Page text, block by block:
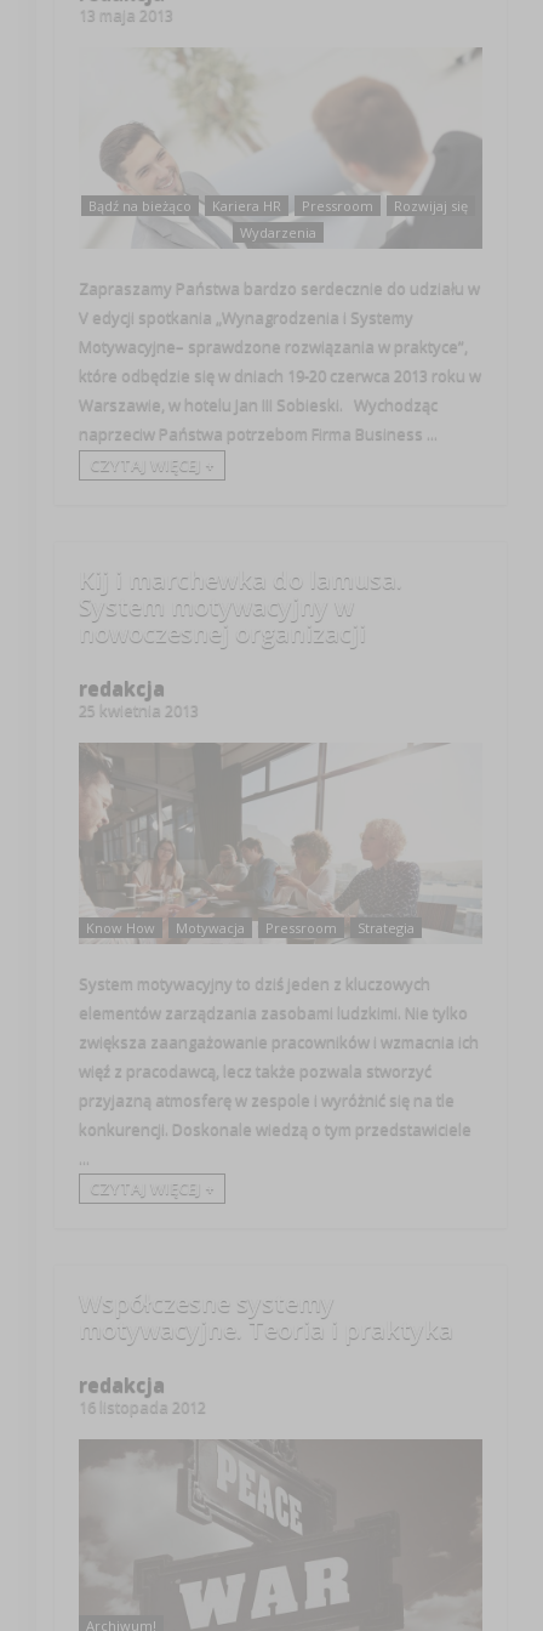
13 maja 2013
Bądź na bieżąco Kariera HR Pressroom
Rozwijaj się
Wydarzenia
Zapraszamy Państwa bardzo serdecznie do udziału w
V edycji spotkania „Wynagrodzenia i Systemy
Motywacyjne– sprawdzone rozwiązania w praktyce”,
które odbędzie się w dniach 19-20 czerwca 2013 roku w
Warszawie, w hotelu Jan III Sobieski. Wychodząc
naprzeciw Państwa potrzebom Firma Business ...
CZYTAJ WIĘCEJ +
Kij i marchewka do lamusa.
System motywacyjny w
nowoczesnej organizacji
redakcja
25 kwietnia 2013
Know How Motywacja Pressroom Strategia
System motywacyjny to dziś jeden z kluczowych
elementów zarządzania zasobami ludzkimi. Nie tylko
zwiększa zaangażowanie pracowników i wzmacnia ich
więź z pracodawcą, lecz także pozwala stworzyć
przyjazną atmosferę w zespole i wyróżnić się na tle
konkurencji. Doskonale wiedzą o tym przedstawiciele
...
CZYTAJ WIĘCEJ +
Współczesne systemy
motywacyjne. Teoria i praktyka
redakcja
16 listopada 2012
Archiwum!